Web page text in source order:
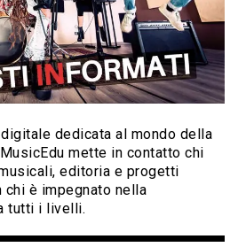
dedicata al mondo della
mette in contatto chi
editoria e progetti
è impegnato nella
tutti i livelli.